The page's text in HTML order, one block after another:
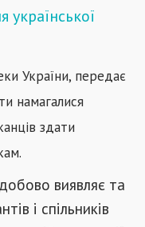
України, передає
намагалися
здати
виявляє та
і спільників